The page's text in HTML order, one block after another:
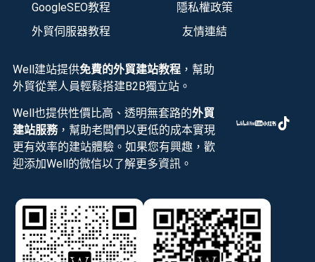
GoogleSEO教程
外貿伺服器教程
隱私權政策
友情連結
Well建站提供免費的外貿建站教程，幫助
外貿從業人員輕鬆搭建B2B獨立站。
Well也提供性價比高、透明無套路的外貿
建站服務，幫助老闆們以更低的成本實現
更有效率的建站體驗。如果您有興趣，歡
迎添加Well的微信以了解更多資訊。